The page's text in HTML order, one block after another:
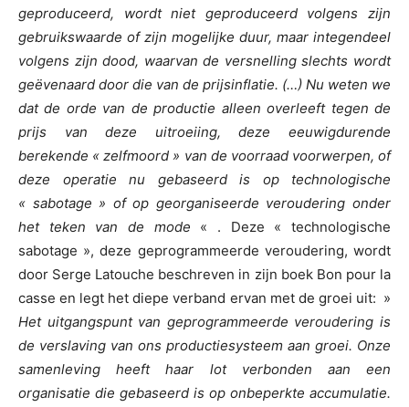
geproduceerd, wordt niet geproduceerd volgens zijn
gebruikswaarde of zijn mogelijke duur, maar integendeel
volgens zijn dood, waarvan de versnelling slechts wordt
geëvenaard door die van de prijsinflatie. (…) Nu weten we
dat de orde van de productie alleen overleeft tegen de
prijs van deze uitroeiing, deze eeuwigdurende
berekende « zelfmoord » van de voorraad voorwerpen, of
deze operatie nu gebaseerd is op technologische
« sabotage » of op georganiseerde veroudering onder
het teken van de mode « . Deze « technologische
sabotage », deze geprogrammeerde veroudering, wordt
door Serge Latouche beschreven in zijn boek Bon pour la
casse en legt het diepe verband ervan met de groei uit: »
Het uitgangspunt van geprogrammeerde veroudering is
de verslaving van ons productiesysteem aan groei. Onze
samenleving heeft haar lot verbonden aan een
organisatie die gebaseerd is op onbeperkte accumulatie.